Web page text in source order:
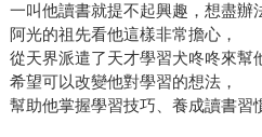
一叫他讀書就提不起興趣，想盡辦
阿光的祖先看他這樣非常擔心，
從天界派遣了天才學習犬咚咚來幫
希望可以改變他對學習的想法，
幫助他掌握學習技巧、養成讀書習